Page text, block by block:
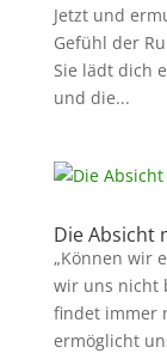
Jetzt und
Gefühl der
Sie lädt dich
und die...
Die Absicht
„Können wir
wir uns nicht
findet immer
ermöglicht